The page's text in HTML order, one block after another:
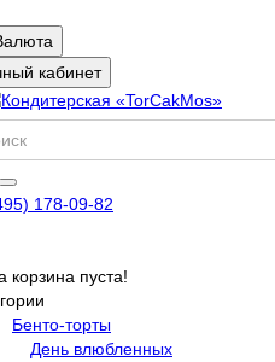
кабинет
178-09-82
корзина пуста!
Бенто-торты
День влюбленных